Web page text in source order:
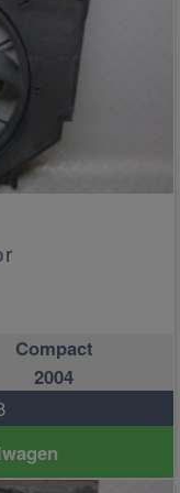
Compact
2004